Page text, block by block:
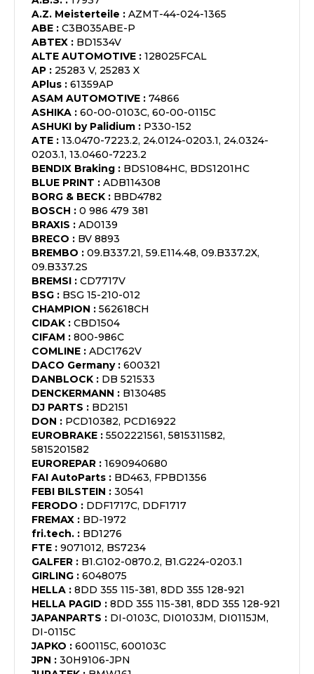
A.Z. Meisterteile : AZMT-44-024-1365
ABE : C3B035ABE-P
ABTEX : BD1534V
ALTE AUTOMOTIVE : 128025FCAL
AP : 25283 V, 25283 X
APlus : 61359AP
ASAM AUTOMOTIVE : 74866
ASHIKA : 60-00-0103C, 60-00-0115C
ASHUKI by Palidium : P330-152
ATE : 13.0470-7223.2, 24.0124-0203.1, 24.0324-
0203.1, 13.0460-7223.2
BENDIX Braking : BDS1084HC, BDS1201HC
BLUE PRINT : ADB114308
BORG & BECK : BBD4782
BOSCH : 0 986 479 381
BRAXIS : AD0139
BRECO : BV 8893
BREMBO : 09.B337.21, 59.E114.48, 09.B337.2X,
09.B337.2S
BREMSI : CD7717V
BSG : BSG 15-210-012
CHAMPION : 562618CH
CIDAK : CBD1504
CIFAM : 800-986C
COMLINE : ADC1762V
DACO Germany: 600321
DANBLOCK : DB 521533
DENCKERMANN : B130485
DJ PARTS : BD2151
DON : PCD10382, PCD16922
EUROBRAKE : 5502221561, 5815311582,
5815201582
EUROREPAR : 1690940680
FAI AutoParts : BD463, FPBD1356
FEBI BILSTEIN : 30541
FERODO : DDF1717C, DDF1717
FREMAX : BD-1972
fri.tech. : BD1276
FTE : 9071012, BS7234
GALFER : B1.G102-0870.2, B1.G224-0203.1
GIRLING : 6048075
HELLA : 8DD 355 115-381, 8DD 355 128-921
HELLA PAGID : 8DD 355 115-381, 8DD 355 128-921
JAPANPARTS : DI-0103C, DI0103JM, DI0115JM,
DI-0115C
JAPKO : 600115C, 600103C
JPN : 30H9106-JPN